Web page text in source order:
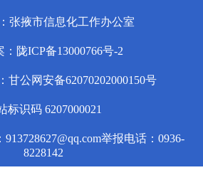
张掖市信息化工作办公室
：陇ICP备13000766号-2
甘公网安备62070202000150号
标识码 6207000021
举报电话：0936-
8228142